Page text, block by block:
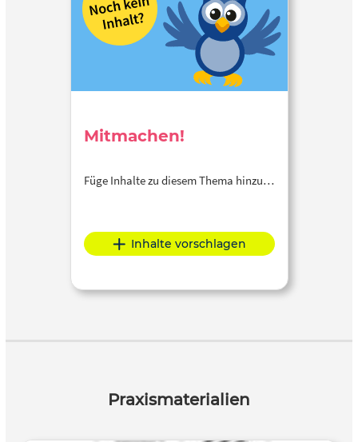
Mitmachen!
Füge Inhalte zu diesem Thema hinzu…
Inhalte vorschlagen
Praxismaterialien